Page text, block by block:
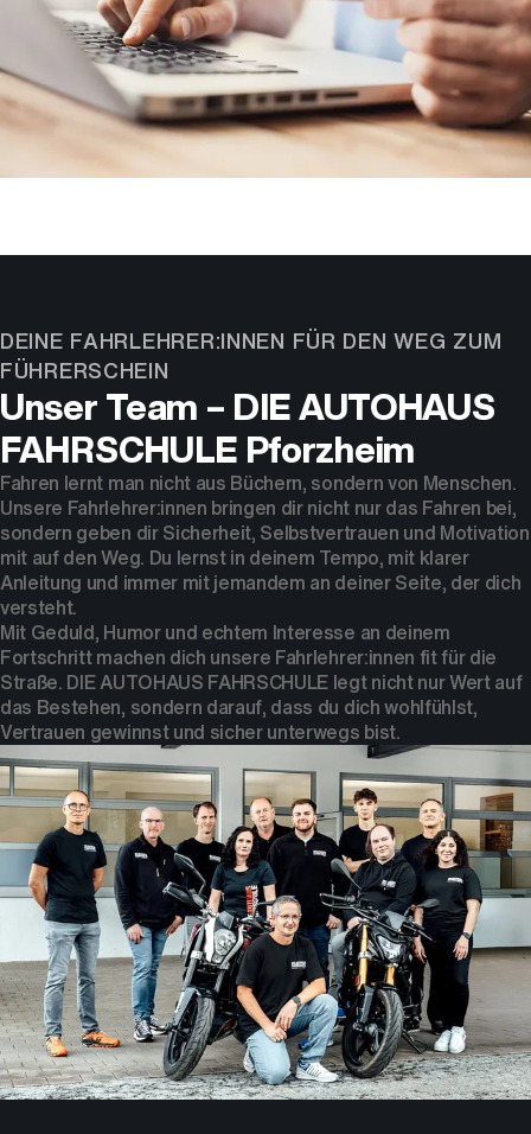
DEINE FAHRLEHRER:INNEN FÜR DEN WEG ZUM
FÜHRERSCHEIN
Unser Team – DIE AUTOHAUS
FAHRSCHULE Pforzheim
Fahren lernt man nicht aus Büchern, sondern von Menschen.
Unsere Fahrlehrer:innen bringen dir nicht nur das Fahren bei,
sondern geben dir Sicherheit, Selbstvertrauen und Motivation
mit auf den Weg. Du lernst in deinem Tempo, mit klarer
Anleitung und immer mit jemandem an deiner Seite, der dich
versteht.
Mit Geduld, Humor und echtem Interesse an deinem
Fortschritt machen dich unsere Fahrlehrer:innen fit für die
Straße. DIE AUTOHAUS FAHRSCHULE legt nicht nur Wert auf
das Bestehen, sondern darauf, dass du dich wohlfühlst,
Vertrauen gewinnst und sicher unterwegs bist.